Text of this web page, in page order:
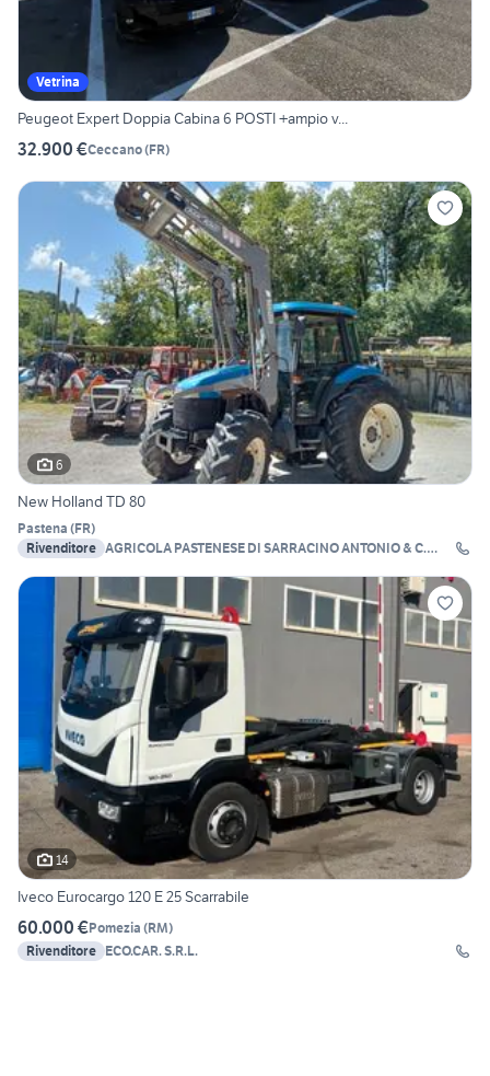
Vetrina
Peugeot Expert Doppia Cabina 6 POSTI +ampio v...
32.900 €Ceccano(FR)
6
New Holland TD 80
Pastena (FR)
Rivenditore AGRICOLA PASTENESE DI SARRACINO ANTONIO & C.
14
Iveco Eurocargo 120 E 25 Scarrabile
60.000 €Pomezia (RM)
Rivenditore ECO.CAR. S.R.L.